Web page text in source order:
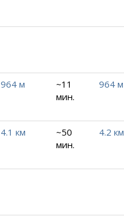
964 м
~11
мин.
964 м
4.1 км
~50
мин.
4.2 км